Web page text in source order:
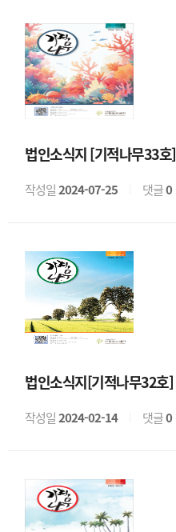
법인소식지 [기적나무33호]
작성일2024-07-25 댓글0
법인소식지[기적나무32호]
작성일2024-02-14 댓글0